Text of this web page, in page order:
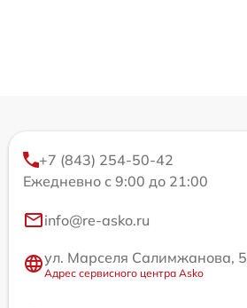
+7 (843) 254-50-42
Ежедневно с 9:00 до 21:00
info@re-asko.ru
ул. Марселя Салимжанова, 5
Адрес сервисного центра Asko